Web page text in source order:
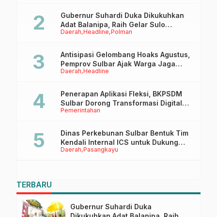
Daerah Headline Polman
Gubernur Suhardi Duka Dikukuhkan
Adat Balanipa, Raih Gelar Sulo
Tappidena
Daerah Headline
Antisipasi Gelombang Hoaks Agustus,
Pemprov Sulbar Ajak Warga Jaga
Ruang Digital
Pemerintahan
Penerapan Aplikasi Fleksi, BKPSDM
Sulbar Dorong Transformasi Digital
Sistem Kehadiran ASN
Daerah Pasangkayu
Dinas Perkebunan Sulbar Bentuk Tim
Kendali Internal ICS untuk Dukung
Sertifikasi ISPO Pekebun di
TERBARU
Gubernur Suhardi Duka